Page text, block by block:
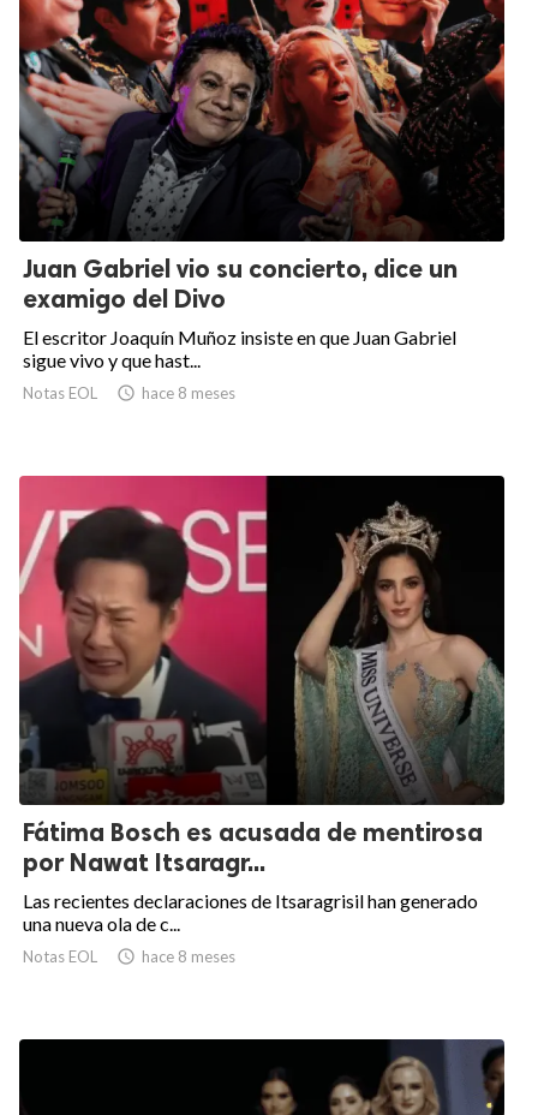
Juan Gabriel vio su concierto, dice un
examigo del Divo
El escritor Joaquín Muñoz insiste en que Juan Gabriel
sigue vivo y que hast...
Notas EOL  hace 8 meses
Fátima Bosch es acusada de mentirosa
por Nawat Itsaragr...
Las recientes declaraciones de Itsaragrisil han generado
una nueva ola de c...
Notas EOL  hace 8 meses